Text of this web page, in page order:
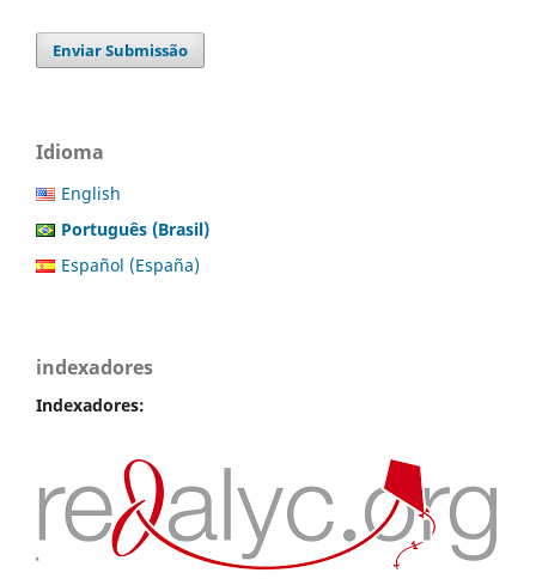
Enviar Submissão
Idioma
English
Português (Brasil)
Español (España)
indexadores
Indexadores: